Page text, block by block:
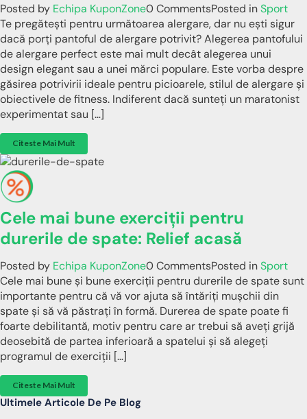
Posted by Echipa KuponZone0 CommentsPosted inSport
Te pregătești pentru următoarea alergare, dar nu ești sigur
dacă porți pantoful de alergare potrivit? Alegerea pantofului
de alergare perfect este mai mult decât alegerea unui
design elegant sau a unei mărci populare. Este vorba despre
găsirea potrivirii ideale pentru picioarele, stilul de alergare și
obiectivele de fitness. Indiferent dacă sunteți un maratonist
experimentat sau […]
Citeste Mai Mult
Cele mai bune exerciții pentru
durerile de spate: Relief acasă
Posted by Echipa KuponZone0 CommentsPosted inSport
Cele mai bune și bune exerciții pentru durerile de spate sunt
importante pentru că vă vor ajuta să întăriți mușchii din
spate și să vă păstrați în formă. Durerea de spate poate fi
foarte debilitantă, motiv pentru care ar trebui să aveți grijă
deosebită de partea inferioară a spatelui și să alegeți
programul de exerciții […]
Citeste Mai Mult
Ultimele Articole De Pe Blog